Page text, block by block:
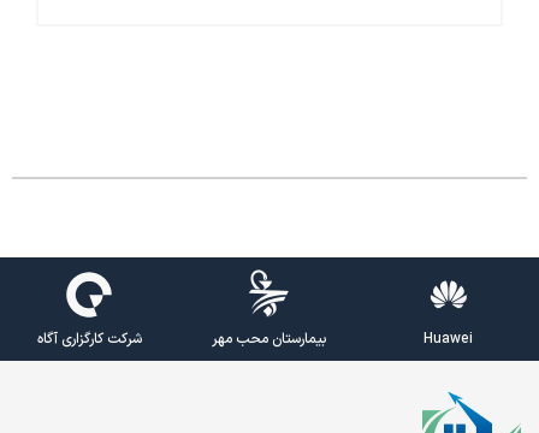
شرکت کارگزاری آگاه بیمارستان محب مهر Huawei